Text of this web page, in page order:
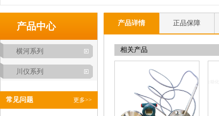
73SGH带热电阻一体化温
度变送器
温度变送器防爆型带热电
产品中心
横河系列
川仪系列
更多>>
常见问题
产品详情 正品保障
相关产品